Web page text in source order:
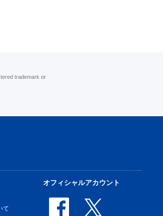
trademark or
て
オフィシャルアカウント